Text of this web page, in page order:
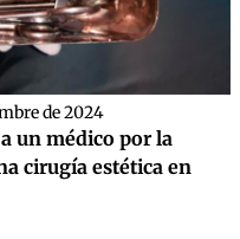
de 2024
un médico por la
cirugía estética en